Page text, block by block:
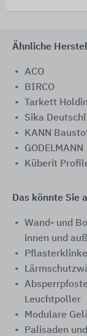
Ähnliche
ACO
BIRCO
Tarkett
Sika
KANN
GODELMANN
Küberit
Das könnte Sie
Wand- und
innen und
Leuchtpoller
Modulare
Palisaden